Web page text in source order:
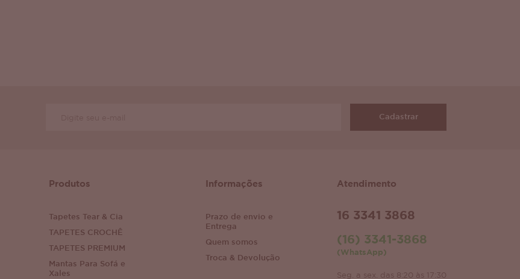
Cadastrar
Produtos
Tapetes Tear & Cia
TAPETES CROCHÊ
TAPETES PREMIUM
Mantas Para Sofá e
Xales
Informações
Prazo de envio e
Entrega
Quem somos
Troca & Devolução
Atendimento
16 3341 3868
(16) 3341-3868
(WhatsApp)
Seg. a sex. das 8:20 às 17:30